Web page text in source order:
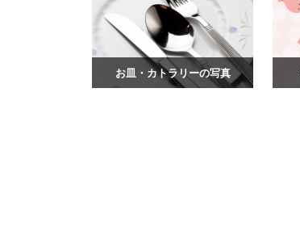
お皿・カトラリーの写真